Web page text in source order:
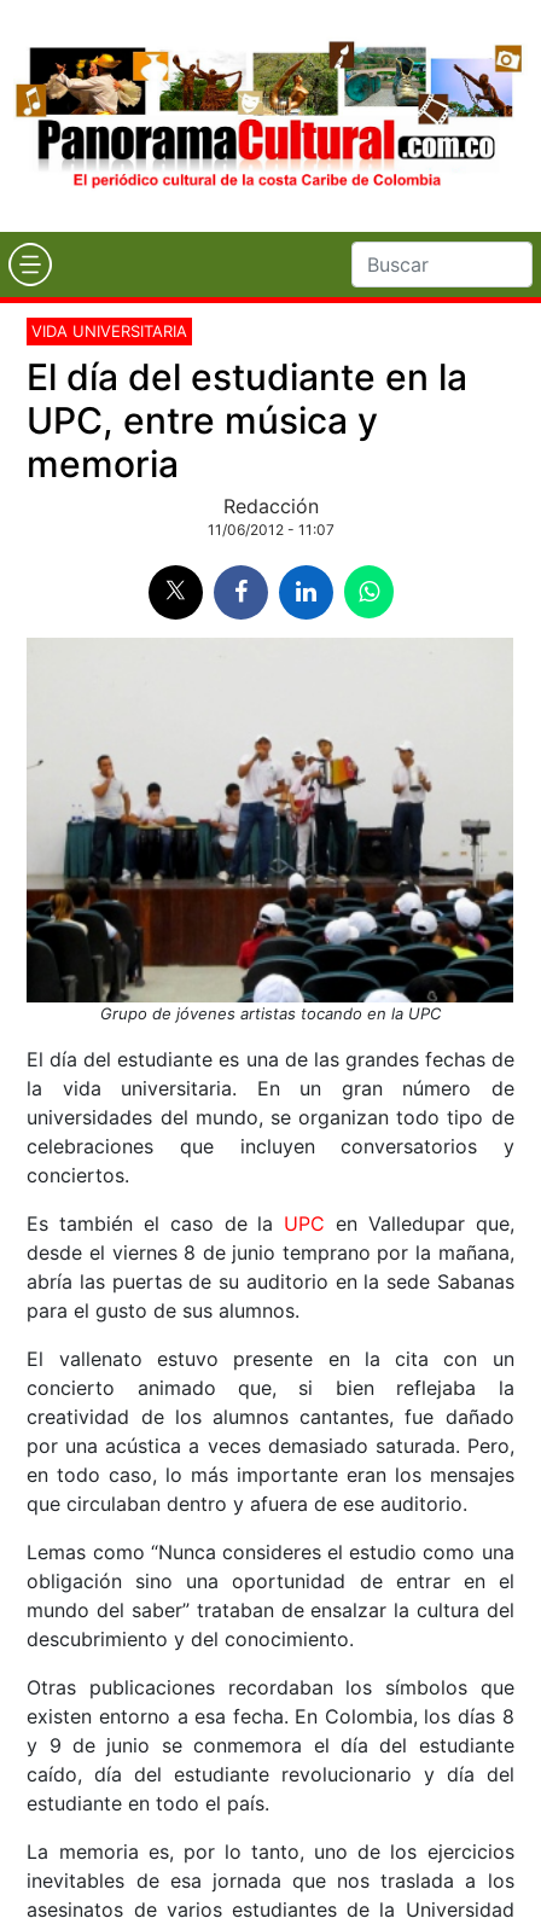
VIDA UNIVERSITARIA
El día del estudiante en la
UPC, entre música y
memoria
Redacción
11/06/2012 - 11:07
Grupo de jóvenes artistas tocando en la UPC
El día del estudiante es una de las grandes fechas de
la vida universitaria. En un gran número de
universidades del mundo, se organizan todo tipo de
celebraciones que incluyen conversatorios y
conciertos.
Es también el caso de la UPC en Valledupar que,
desde el viernes 8 de junio temprano por la mañana,
abría las puertas de su auditorio en la sede Sabanas
para el gusto de sus alumnos.
El vallenato estuvo presente en la cita con un
concierto animado que, si bien reflejaba la
creatividad de los alumnos cantantes, fue dañado
por una acústica a veces demasiado saturada. Pero,
en todo caso, lo más importante eran los mensajes
que circulaban dentro y afuera de ese auditorio.
Lemas como “Nunca consideres el estudio como una
obligación sino una oportunidad de entrar en el
mundo del saber” trataban de ensalzar la cultura del
descubrimiento y del conocimiento.
Otras publicaciones recordaban los símbolos que
existen entorno a esa fecha. En Colombia, los días 8
y 9 de junio se conmemora el día del estudiante
caído, día del estudiante revolucionario y día del
estudiante en todo el país.
La memoria es, por lo tanto, uno de los ejercicios
inevitables de esa jornada que nos traslada a los
asesinatos de varios estudiantes de la Universidad